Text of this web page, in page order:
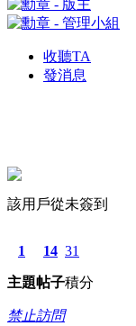
收聽TA
發消息
該用戶從未簽到
1
主題
14
帖子
31
積分
禁止訪問